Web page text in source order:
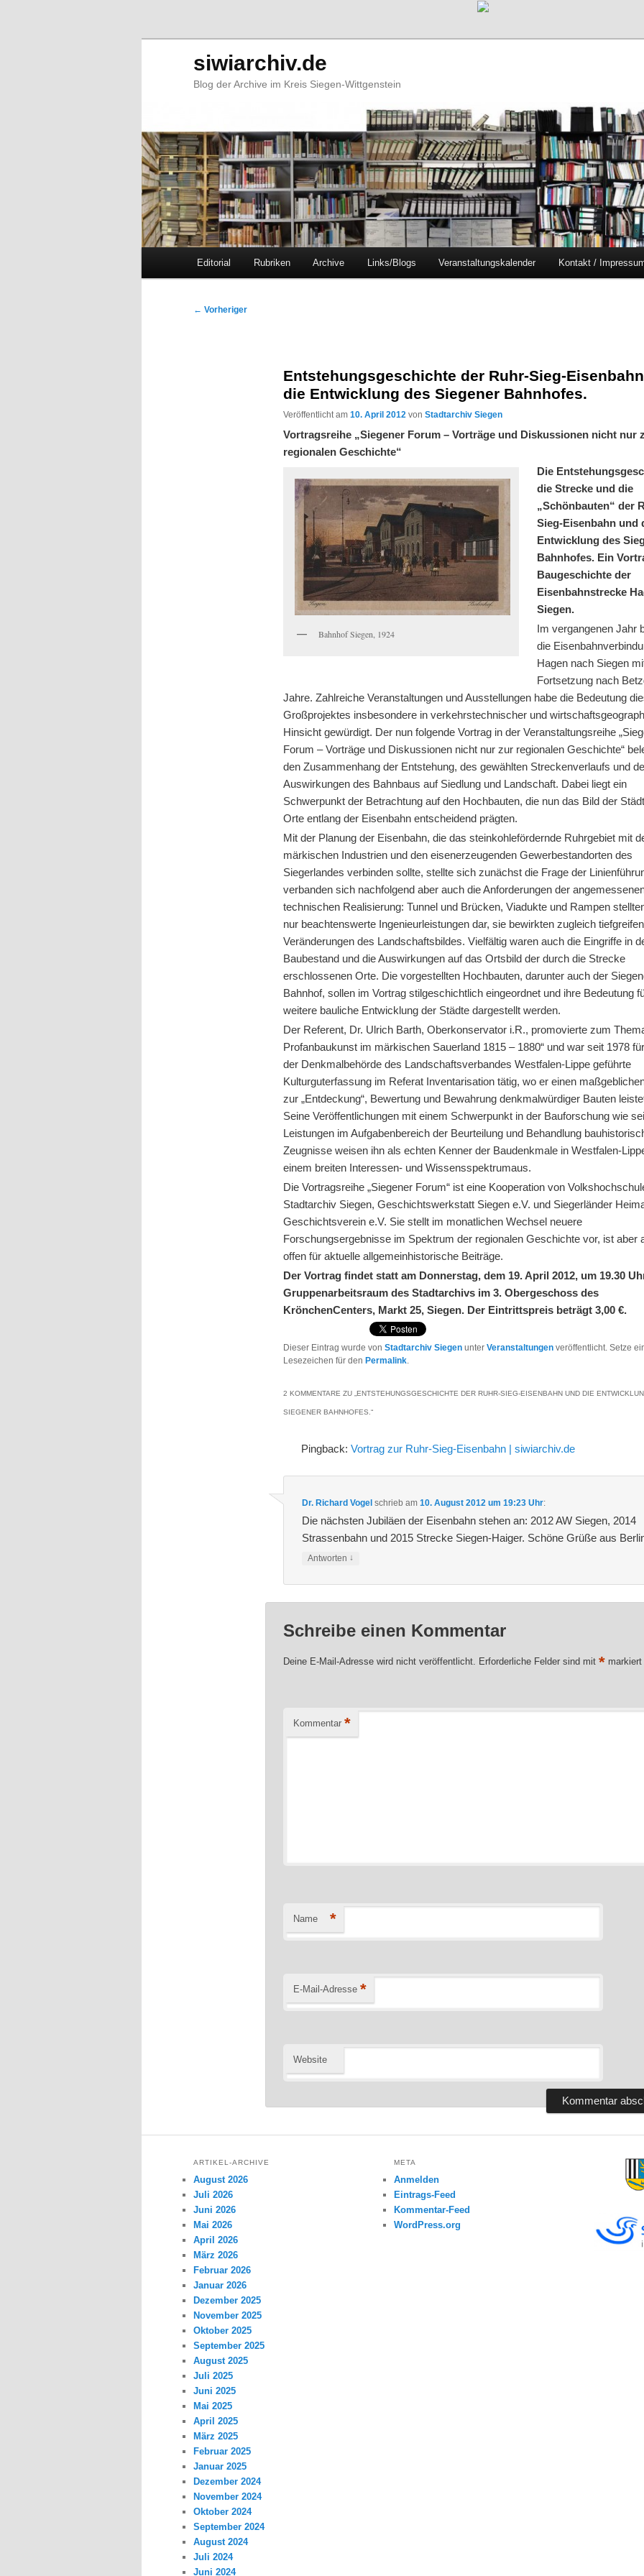
siwiarchiv.de
Blog der Archive im Kreis Siegen-Wittgenstein
Zum
Zum
Editorial Rubriken Archive Links/Blogs Veranstaltungskalender Kontakt /
Beitragsnavigation
← Vorheriger
Entstehungsgeschichte der Ruhr-Sieg-
die Entwicklung des Siegener Bahnhofes.
Veröffentlicht am10. April 2012 vonStadtarchiv Siegen
Vortragsreihe „Siegener Forum – Vorträge und Diskussionen nicht nur
regionalen Geschichte“
Bahnhof Siegen, 1924
Die
die Strecke und die
„Schönbauten“ der
Sieg-Eisenbahn und
Entwicklung des
Bahnhofes. Ein
Baugeschichte der
Eisenbahnstrecke
Siegen.
Im vergangenen Jahr
die
Hagen nach Siegen
Fortsetzung nach
Jahre. Zahlreiche Veranstaltungen und Ausstellungen habe die Bedeutung
Großprojektes insbesondere in verkehrstechnischer und
Hinsicht gewürdigt. Der nun folgende Vortrag in der Veranstaltungsreihe
Forum – Vorträge und Diskussionen nicht nur zur regionalen Geschichte“
den Zusammenhang der Entstehung, des gewählten Streckenverlaufs und
Auswirkungen des Bahnbaus auf Siedlung und Landschaft. Dabei liegt ein
Schwerpunkt der Betrachtung auf den Hochbauten, die nun das Bild der
Orte entlang der Eisenbahn entscheidend prägten.
Mit der Planung der Eisenbahn, die das steinkohlefördernde Ruhrgebiet mit
märkischen Industrien und den eisenerzeugenden Gewerbestandorten des
Siegerlandes verbinden sollte, stellte sich zunächst die Frage der
verbanden sich nachfolgend aber auch die Anforderungen der
technischen Realisierung: Tunnel und Brücken, Viadukte und Rampen
nur beachtenswerte Ingenieurleistungen dar, sie bewirkten zugleich
Veränderungen des Landschaftsbildes. Vielfältig waren auch die Eingriffe in
Baubestand und die Auswirkungen auf das Ortsbild der durch die Strecke
erschlossenen Orte. Die vorgestellten Hochbauten, darunter auch der
Bahnhof, sollen im Vortrag stilgeschichtlich eingeordnet und ihre Bedeutung
weitere bauliche Entwicklung der Städte dargestellt werden.
Der Referent, Dr. Ulrich Barth, Oberkonservator i.R., promovierte zum
Profanbaukunst im märkischen Sauerland 1815 – 1880“ und war seit 1978
der Denkmalbehörde des Landschaftsverbandes Westfalen-Lippe geführte
Kulturguterfassung im Referat Inventarisation tätig, wo er einen
zur „Entdeckung“, Bewertung und Bewahrung denkmalwürdiger Bauten
Seine Veröffentlichungen mit einem Schwerpunkt in der Bauforschung wie
Leistungen im Aufgabenbereich der Beurteilung und Behandlung
Zeugnisse weisen ihn als echten Kenner der Baudenkmale in Westfalen-
einem breiten Interessen- und Wissensspektrumaus.
Die Vortragsreihe „Siegener Forum“ ist eine Kooperation von
Stadtarchiv Siegen, Geschichtswerkstatt Siegen e.V. und Siegerländer
Geschichtsverein e.V. Sie stellt im monatlichen Wechsel neuere
Forschungsergebnisse im Spektrum der regionalen Geschichte vor, ist aber
offen für aktuelle allgemeinhistorische Beiträge.
Der Vortrag findet statt am Donnerstag, dem 19. April 2012, um 19.30
Gruppenarbeitsraum des Stadtarchivs im 3. Obergeschoss des
KrönchenCenters, Markt 25, Siegen. Der Eintrittspreis beträgt 3,00 €.
Dieser Eintrag wurde vonStadtarchiv Siegen unterVeranstaltungen veröffentlicht. Setze
Lesezeichen für den Permalink.
2 KOMMENTARE ZU „ENTSTEHUNGSGESCHICHTE DER RUHR-SIEG-EISENBAHN UND DIE
SIEGENER BAHNHOFES.“
Pingback: Vortrag zur Ruhr-Sieg-Eisenbahn | siwiarchiv.de
Dr. Richard Vogel schrieb am 10. August 2012 um 19:23 Uhr:
Die nächsten Jubiläen der Eisenbahn stehen an: 2012 AW Siegen, 2014
Strassenbahn und 2015 Strecke Siegen-Haiger. Schöne Grüße aus
Antworten ↓
Schreibe einen Kommentar
Deine E-Mail-Adresse wird nicht veröffentlicht. Erforderliche Felder sind mit* markiert
Kommentar *
Name *
E-Mail-Adresse *
Website
ARTIKEL-ARCHIVE
August 2026
Juli 2026
Juni 2026
Mai 2026
April 2026
März 2026
Februar 2026
Januar 2026
Dezember 2025
November 2025
Oktober 2025
September 2025
August 2025
Juli 2025
Juni 2025
Mai 2025
April 2025
März 2025
Februar 2025
Januar 2025
Dezember 2024
November 2024
Oktober 2024
September 2024
August 2024
Juli 2024
Juni 2024
META
Anmelden
Eintrags-Feed
Kommentar-Feed
WordPress.org